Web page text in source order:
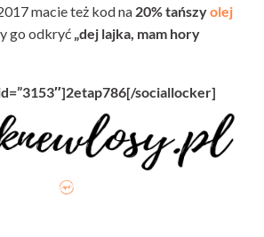
macie też kod na 20% tańszyolej
go odkryć „dej lajka, mam hory
sociallocker]